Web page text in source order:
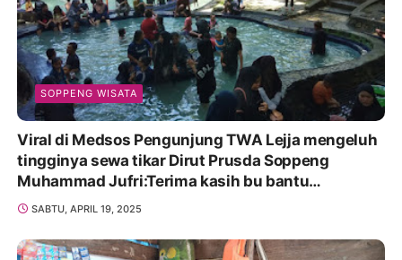
SOPPENG WISATA
Viral di Medsos Pengunjung TWA Lejja mengeluh
tingginya sewa tikar Dirut Prusda Soppeng
Muhammad Jufri:Terima kasih bu bantu
Promosikan
SABTU, APRIL 19, 2025